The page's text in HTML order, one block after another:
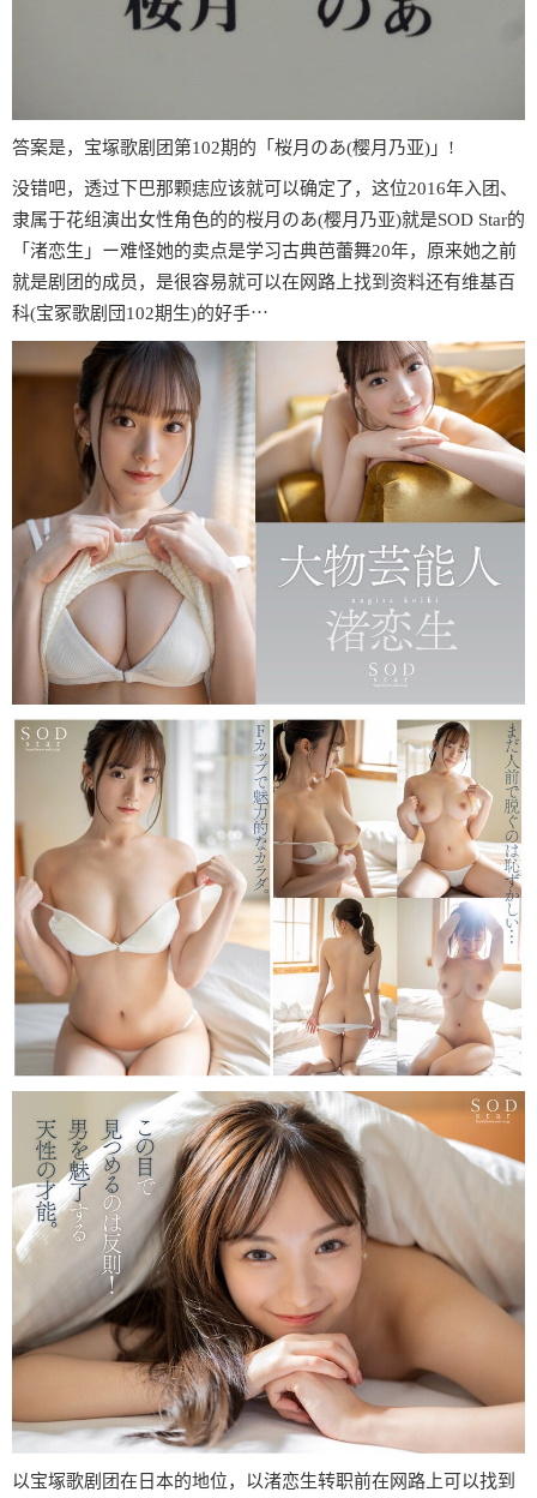
答案是，宝塚歌剧团第102期的「桜月のあ(樱月乃亚)」!
没错吧，透过下巴那颗痣应该就可以确定了，这位2016年入团、
隶属于花组演出女性角色的的桜月のあ(樱月乃亚)就是SOD Star的
「渚恋生」ー难怪她的卖点是学习古典芭蕾舞20年，原来她之前
就是剧团的成员，是很容易就可以在网路上找到资料还有维基百
科(宝冢歌剧団102期生)的好手⋯
以宝塚歌剧团在日本的地位，以渚恋生转职前在网路上可以找到